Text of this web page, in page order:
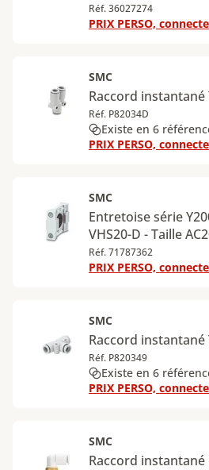
Réf. 36027274
PRIX PERSO,
SMC
Raccord instantané
Réf. P82034D
Existe en 6
PRIX PERSO,
SMC
Entretoise série
VHS20-D - Taille
Réf. 71787362
PRIX PERSO,
SMC
Raccord instantané
Réf. P820349
Existe en 6
PRIX PERSO,
SMC
Raccord instantané